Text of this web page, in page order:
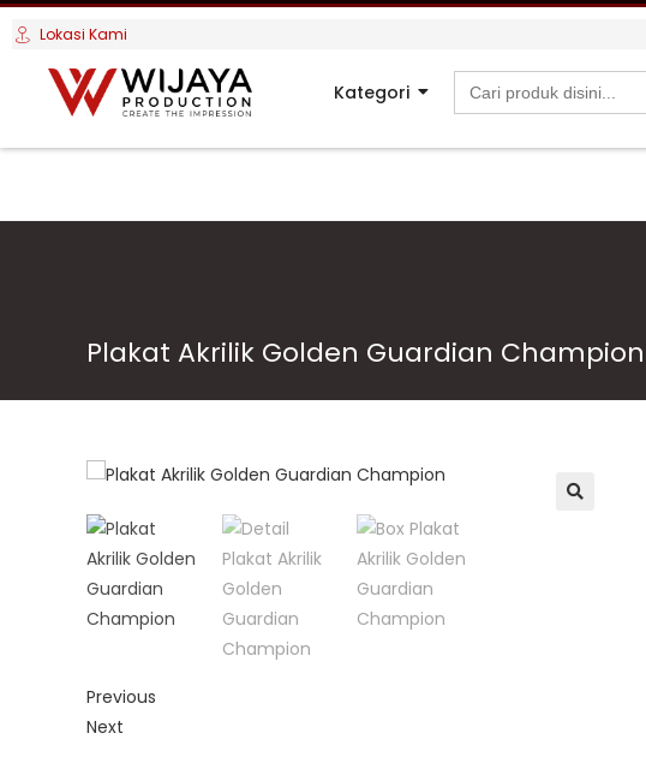
Lokasi Kami
Kategori
Search
for:
Plakat Akrilik Golden Guardian Champion
Previous
Next